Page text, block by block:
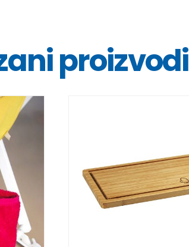
proizvodi
DETALJI